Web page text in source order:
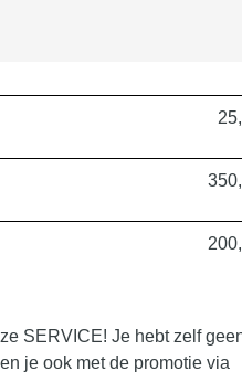
SERVICE! Je hebt zelf
je ook met de promotie via